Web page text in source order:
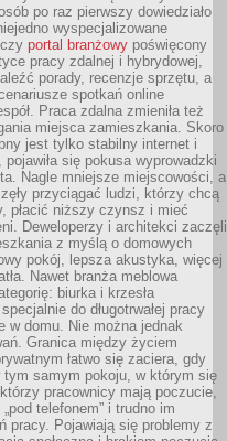
po raz pierwszy dowiedziało
wyspecjalizowane
portal branżowy poświęcony
pracy zdalnej i hybrydowej,
porady, recenzje sprzętu, a
spotkań online
Praca zdalna zmieniła też
miejsca zamieszkania. Skoro
jest tylko stabilny internet i
pojawiła się pokusa wyprowadzki
Nagle mniejsze miejscowości, a
przyciągać ludzi, którzy chcą
płacić niższy czynsz i mieć
Deweloperzy i architekci zaczęli
z myślą o domowych
pokój, lepsza akustyka, więcej
Nawet branża meblowa
biurka i krzesła
do długotrwałej pracy
w domu. Nie można jednak
Granica między życiem
łatwo się zaciera, gdy
tym samym pokoju, w którym się
pracownicy mają poczucie,
telefonem” i trudno im
pracy. Pojawiają się problemy z